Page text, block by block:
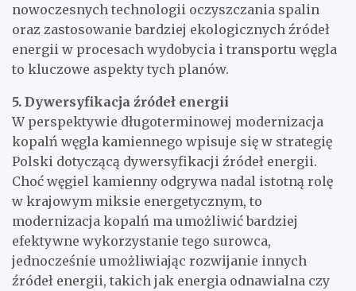
nowoczesnych technologii oczyszczania spalin
oraz zastosowanie bardziej ekologicznych źródeł
energii w procesach wydobycia i transportu węgla
to kluczowe aspekty tych planów.
5. Dywersyfikacja źródeł energii
W perspektywie długoterminowej modernizacja
kopalń węgla kamiennego wpisuje się w strategię
Polski dotyczącą dywersyfikacji źródeł energii.
Choć węgiel kamienny odgrywa nadal istotną rolę
w krajowym miksie energetycznym, to
modernizacja kopalń ma umożliwić bardziej
efektywne wykorzystanie tego surowca,
jednocześnie umożliwiając rozwijanie innych
źródeł energii, takich jak energia odnawialna czy